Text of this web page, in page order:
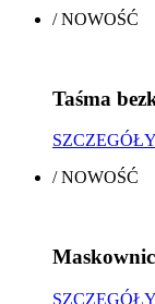
/NOWOŚĆ
Taśma
SZCZEGÓŁY
/NOWOŚĆ
SZCZEGÓŁY